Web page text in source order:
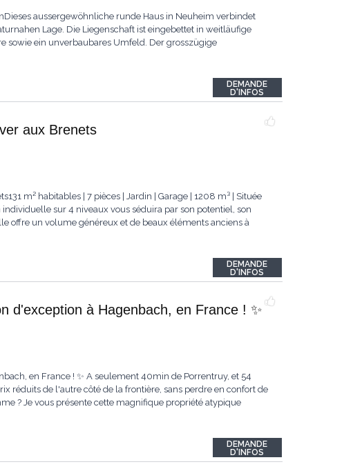
aussergewöhnliche runde Haus in Neuheim verbindet
Lage. Die Liegenschaft ist eingebettet in weitläufige
sowie ein unverbaubares Umfeld. Der grosszügige
DEMANDE
D'INFOS
aux Brenets
m² habitables | 7 pièces | Jardin | Garage | 1208 m³ | Située
sur 4 niveaux vous séduira par son potentiel, son
offre un volume généreux et de beaux éléments anciens à
DEMANDE
D'INFOS
d'exception à Hagenbach, en France ! ✨
en France ! ✨ A seulement 40min de Porrentruy, et 54
réduits de l'autre côté de la frontière, sans perdre en confort de
? Je vous présente cette magnifique propriété atypique
DEMANDE
D'INFOS